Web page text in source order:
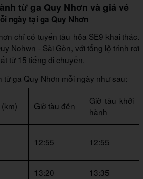
từ ga Quy Nhơn và giá vé
ngày tại ga Quy Nhơn
chỉ có tuyến tàu hỏa SE9 khai thác.
Nohwn - Sài Gòn, với tổng lộ trình rơi
từ 15 tiếng di chuyển.
từ ga Quy Nhơn mỗi ngày như sau:
Giờ tàu đến
Giờ tàu khởi
hành
12:55 12:55
13:20 13:35